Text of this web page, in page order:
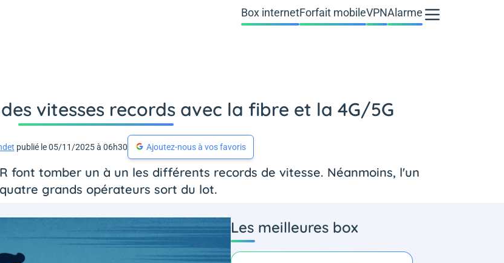
Box internetForfait mobileVPNAlarme
vitesses records avec la fibre et la 4G/5G
publié le 05/11/2025 à 06h30 Ajoutez-nous à vos favoris
font tomber un à un les différents records de vitesse. Néanmoins, l'un
grands opérateurs sort du lot.
Les meilleures box